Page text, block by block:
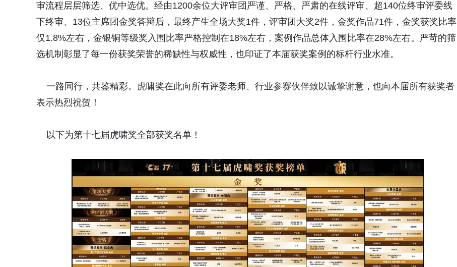
审流程层层筛选、优中选优。经由1200余位大评审团严谨、严格、严肃的在线评审、超140位终审评委线
下终审、13位主席团金奖答辩后，最终产生全场大奖1件，评审团大奖2件，金奖作品71件，金奖获奖比率
仅1.8%左右，金银铜等级奖入围比率严格控制在18%左右，案例作品总体入围比率在28%左右。严苛的筛
选机制彰显了每一份获奖荣誉的稀缺性与权威性，也印证了本届获奖案例的标杆行业水准。
一路同行，共鉴精彩。虎啸奖在此向所有评委老师、行业参赛伙伴致以诚挚谢意，也向本届所有获奖者
表示热烈祝贺！
以下为第十七届虎啸奖全部获奖名单！